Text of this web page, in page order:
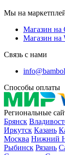
Мы на
Магазин на
Магазин на
Связь с нами
Способы оплаты
Региональные
Брянск
Иркутск Казань
Москва Нижний
Рыбинск Рязань